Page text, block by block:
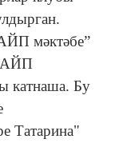
мәктәбе”
катнаша. Бу
Татарина"